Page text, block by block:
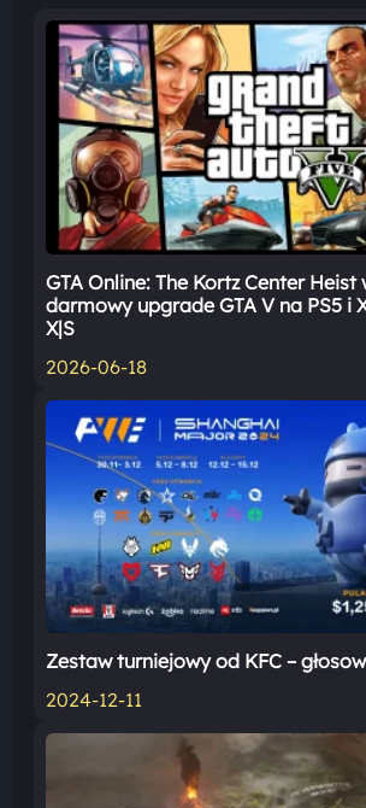
GTA Online: The Kortz Center Heist
darmowy upgrade GTA V na PS5 i
X|S
2026-06-18
Zestaw turniejowy od KFC –
2024-12-11